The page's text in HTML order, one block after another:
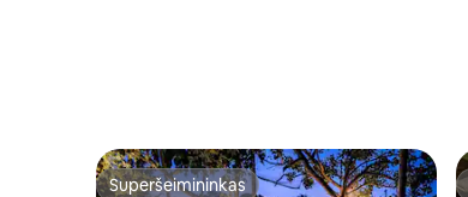
Superšeimininkas